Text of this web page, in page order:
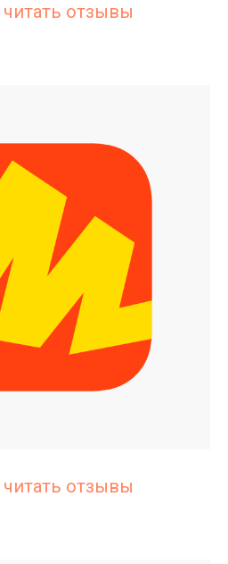
читать отзывы
читать отзывы